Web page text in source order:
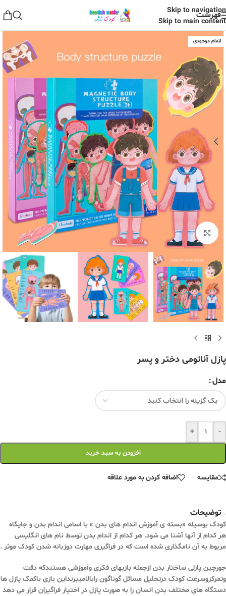
Skip to navigation
Skip to main content
فهرست
اتمام موجودی
برای بزرگنمایی کلیک کنید
پازل آناتومی دختر و پسر
مدل
-
+
افزودن به سبد خرید
مقایسه اضافه کردن به مورد علاقه
توضیحات
کودک بوسیله «بسته ی آموزش اندام های بدن » با اسامی اندام بدن و جایگاه
هر کدام از آنها آشنا می شود. هر کدام از اندام بدن توسط نام های انگلیسی
مربوط به آن نامگذاری شده است که در فراگیری مهارت دوزبانه شدن کودک موثر .
جورچین پازلی ساختار بدن ازجمله بازیهای فکری وآموزشی هستندکه دقت
وتمرکزوسرعت کودک درتحلیل مسائل گوناگون رابالامیبرنداین بازی باکمک پازل ها
دستگاه های مختلف بدن انسان را به صورت پازل در اختیار فراگیران قرار می دهد